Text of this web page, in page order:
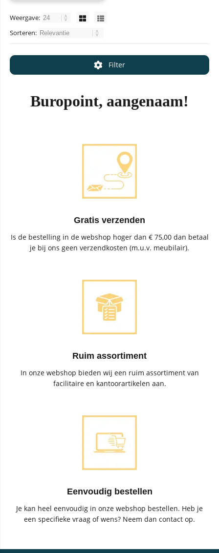
Weergave:
Sorteren:
Filter
Buropoint, aangenaam!
Gratis verzenden
Is de bestelling in de webshop hoger dan € 75,00 dan betaal
je bij ons geen verzendkosten (m.u.v. meubilair).
Ruim assortiment
In onze webshop bieden wij een ruim assortiment van
facilitaire en kantoorartikelen aan.
Eenvoudig bestellen
Je kan heel eenvoudig in onze webshop bestellen. Heb je
een specifieke vraag of wens? Neem dan contact op.